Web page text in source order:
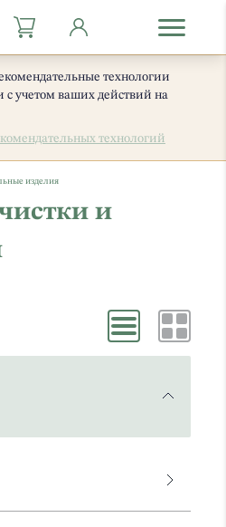
технологии
учетом ваших действий на
технологий
изделия
и